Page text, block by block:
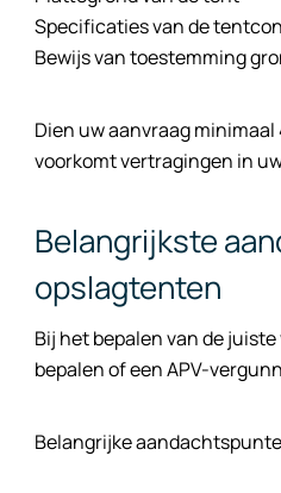
Specificaties van de
Bewijs van toestemming
Dien uw aanvraag
voorkomt vertragingen in
Belangrijkste
opslagtenten
Bij het bepalen van de
bepalen of een APV-
Belangrijke